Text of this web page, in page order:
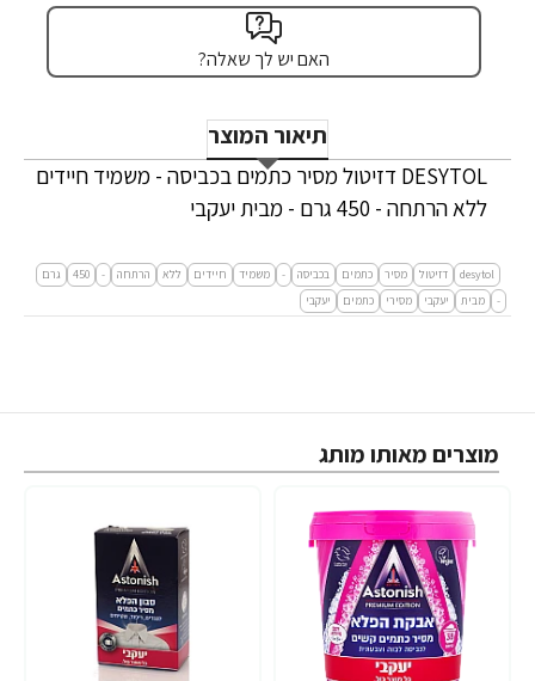
האם יש לך שאלה?
תיאור המוצר
DESYTOL דזיטול מסיר כתמים בכביסה - משמיד חיידים
ללא הרתחה - 450 גרם - מבית יעקבי
desytol דזיטול מסיר כתמים בכביסה - משמיד חיידים ללא הרתחה -
450
גרם
-
מבית יעקבי מסירי כתמים יעקבי
מוצרים מאותו מותג